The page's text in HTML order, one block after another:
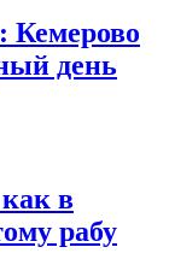
Кемерово
день
в
рабу